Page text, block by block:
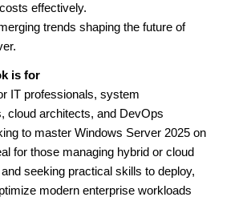
effectively.
trends shaping the future of
is for
IT professionals, system
cloud architects, and DevOps
to master Windows Server 2025 on
for those managing hybrid or cloud
seeking practical skills to deploy,
modern enterprise workloads